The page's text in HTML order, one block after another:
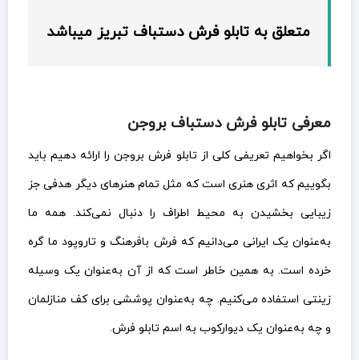
متعلق به تابلو فرش دستباف تبریز میباشد
معرفی تابلو فرش دستباف بروجن
اگر بخواهیم تعریفی کلی از تابلو فرش بروجن را ارائه دهیم باید
بگوییم که اثری هنری است که مثل تمام هنرهای دیگر هدفی جز
زیبایی بخشیدن به محیط اطراف را دنبال نمی‌کند. همه ما
به‌عنوان یک ایرانی می‌دانیم که فرش بافرهنگ و تاروپود ما گره
خرده است. به همین خاطر است که از آن به‌عنوان یک وسیله
زینتی استفاده می‌کنیم. چه به‌عنوان پوششی برای کف منازلمان
و چه به‌عنوان یک دیوارکوب به اسم تابلو فرش.